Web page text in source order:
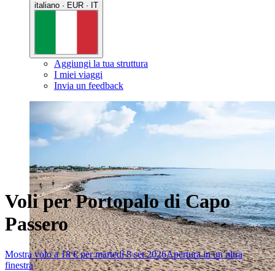
italiano · EUR · IT
Aggiungi la tua struttura
I miei viaggi
Invia un feedback
Voli per Portopalo di Capo
Passero
Mostra volo a 18 € per martedì 8 set 2026Apertura in un’altra
finestra